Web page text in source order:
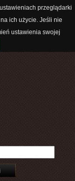
przeglądarki
ich użycie. Jeśli nie
ustawienia swojej